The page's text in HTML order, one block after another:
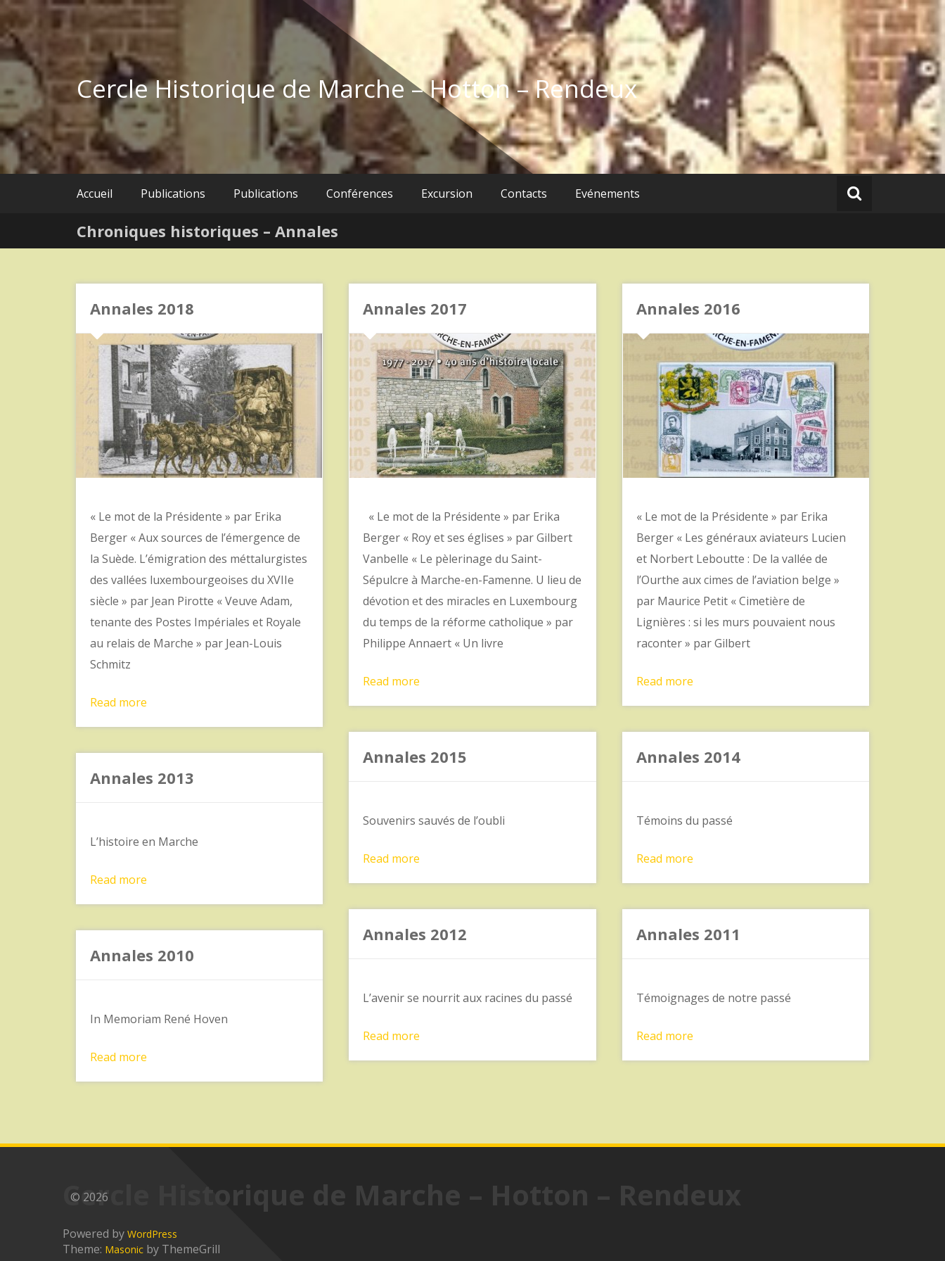
Skip
content
Cercle Historique de Marche – Hotton – Rendeux
Accueil Publications Publications Conférences Excursion Contacts Evénements
Chroniques historiques – Annales
Annales 2018
« Le mot de la Présidente » par Erika
Berger « Aux sources de l’émergence de
la Suède. L’émigration des méttalurgistes
des vallées luxembourgeoises du XVIIe
siècle » par Jean Pirotte « Veuve Adam,
tenante des Postes Impériales et Royale
au relais de Marche » par Jean-Louis
Schmitz
Read more
Annales 2017
« Le mot de la Présidente » par Erika
Berger « Roy et ses églises » par Gilbert
Vanbelle « Le pèlerinage du Saint-
Sépulcre à Marche-en-Famenne. U lieu de
dévotion et des miracles en Luxembourg
du temps de la réforme catholique » par
Philippe Annaert « Un livre
Read more
Annales 2016
« Le mot de la Présidente » par Erika
Berger « Les généraux aviateurs Lucien
et Norbert Leboutte : De la vallée de
l’Ourthe aux cimes de l’aviation belge »
par Maurice Petit « Cimetière de
Lignières : si les murs pouvaient nous
raconter » par Gilbert
Read more
Annales 2015
Souvenirs sauvés de l’oubli
Read more
Annales 2014
Témoins du passé
Read more
Annales 2013
L’histoire en Marche
Read more
Annales 2012
L’avenir se nourrit aux racines du passé
Read more
Annales 2011
Témoignages de notre passé
Read more
Annales 2010
In Memoriam René Hoven
Read more
Cercle Historique de Marche – Hotton – Rendeux
© 2026
Powered by WordPress
Theme: Masonic by ThemeGrill